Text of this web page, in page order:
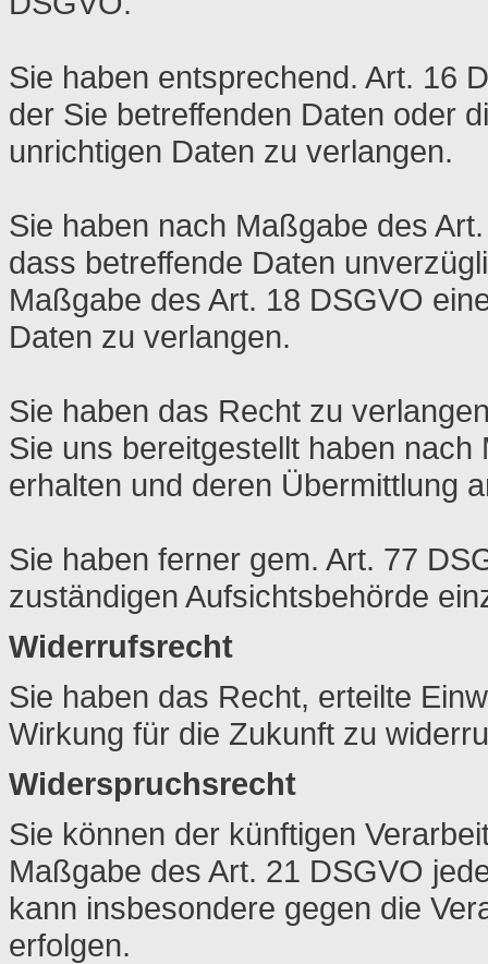
Sie haben entsprechend. Art. 16
der Sie betreffenden Daten oder
unrichtigen Daten zu verlangen.
Sie haben nach Maßgabe des
dass betreffende Daten
Maßgabe des Art. 18 DSGVO
Daten zu verlangen.
Sie haben das Recht zu
Sie uns bereitgestellt haben
erhalten und deren Übermittlung
Sie haben ferner gem. Art. 77
zuständigen Aufsichtsbehörde
Widerrufsrecht
Sie haben das Recht, erteilte
Wirkung für die Zukunft zu
Widerspruchsrecht
Sie können der künftigen
Maßgabe des Art. 21 DSGVO
kann insbesondere gegen die
erfolgen.